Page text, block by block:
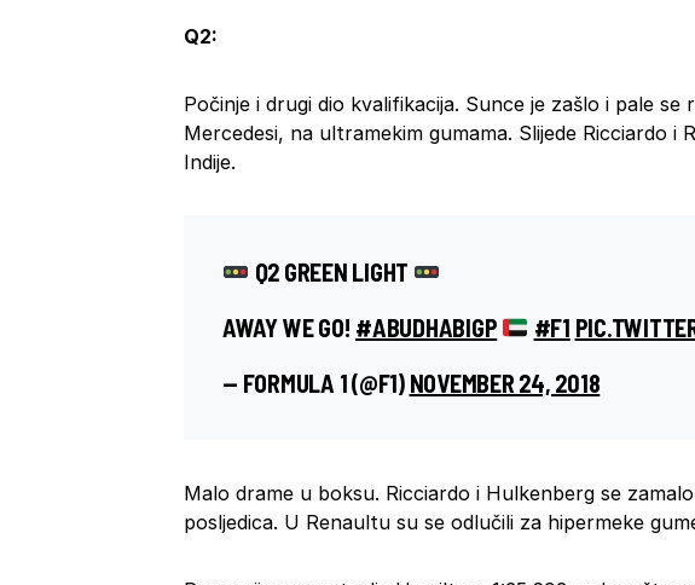
Q2:
Počinje i drugi dio kvalifikacija. Sunce je zašlo i pale
Mercedesi, na ultramekim gumama. Slijede Ricciardo i
Indije.
Q2 GREEN LIGHT
AWAY WE GO! #ABUDHABIGP #F1
— FORMULA 1 (@F1) NOVEMBER 24, 2018
Malo drame u boksu. Ricciardo i Hulkenberg se
posljedica. U Renaultu su se odlučili za hipermeke